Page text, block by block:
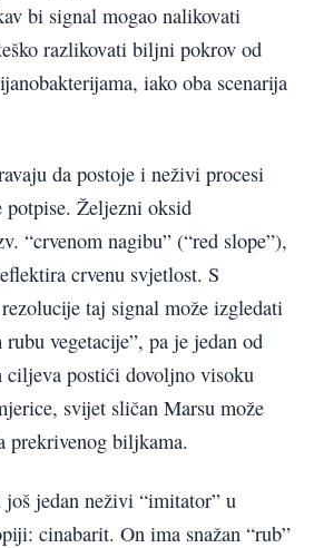
bi signal mogao nalikovati
razlikovati biljni pokrov od
iako oba scenarija
da postoje i neživi procesi
Željezni oksid
“crvenom nagibu” (“red slope”),
crvenu svjetlost. S
taj signal može izgledati
vegetacije”, pa je jedan od
postići dovoljno visoku
svijet sličan Marsu može
prekrivenog biljkama.
jedan neživi “imitator” u
cinabarit. On ima snažan “rub”